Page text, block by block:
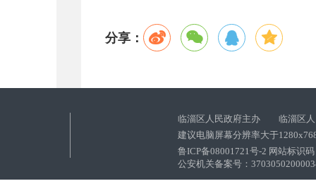
分享：
临淄区人民政府主办 临淄区人
建议电脑屏幕分辨率大于
鲁ICP备08001721号-2 网站标识
公安机关备案号：